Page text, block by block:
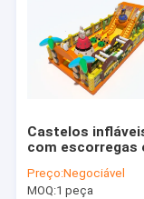
Castelos
com escorregas
Preço:Negociável
MOQ:1 peça